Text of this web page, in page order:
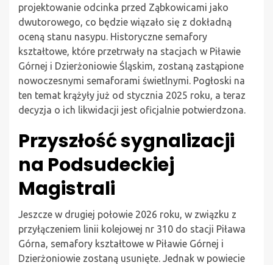
projektowanie odcinka przed Ząbkowicami jako
dwutorowego, co będzie wiązało się z dokładną
oceną stanu nasypu. Historyczne semafory
kształtowe, które przetrwały na stacjach w Piławie
Górnej i Dzierżoniowie Śląskim, zostaną zastąpione
nowoczesnymi semaforami świetlnymi. Pogłoski na
ten temat krążyły już od stycznia 2025 roku, a teraz
decyzja o ich likwidacji jest oficjalnie potwierdzona.
Przyszłość sygnalizacji
na Podsudeckiej
Magistrali
Jeszcze w drugiej połowie 2026 roku, w związku z
przyłączeniem linii kolejowej nr 310 do stacji Piława
Górna, semafory kształtowe w Piławie Górnej i
Dzierżoniowie zostaną usunięte. Jednak w powiecie